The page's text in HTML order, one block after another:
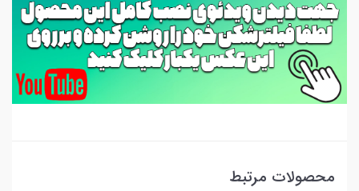
محصولات مرتبط